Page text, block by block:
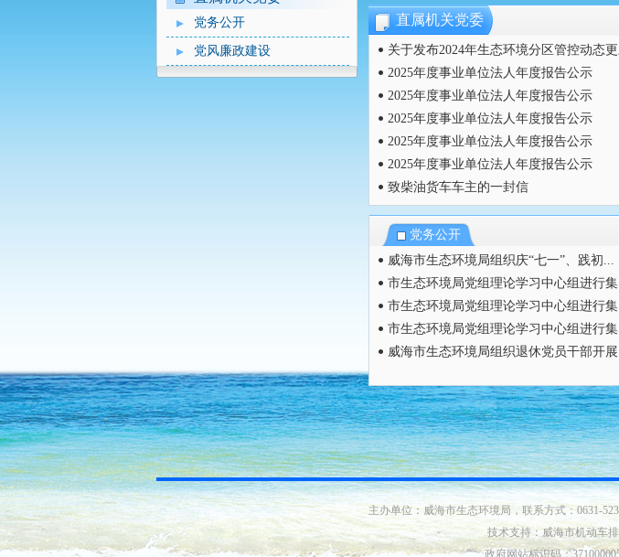
党务公开
党风廉政建设
直属机关党委
关于发布2024年生态环境分区管控动态
2025年度事业单位法人年度报告公示
2025年度事业单位法人年度报告公示
2025年度事业单位法人年度报告公示
2025年度事业单位法人年度报告公示
​2025年度事业单位法人年度报告公示
致柴油货车车主的一封信
党务公开
威海市生态环境局组织庆“七一”、践初...
市生态环境局党组理论学习中心组进行
市生态环境局党组理论学习中心组进行
市生态环境局党组理论学习中心组进行
威海市生态环境局组织退休党员干部开
主办单位：威海市生态环境局，联系方式：0631-
技术支持：威海市机动车
政府网站标识码：